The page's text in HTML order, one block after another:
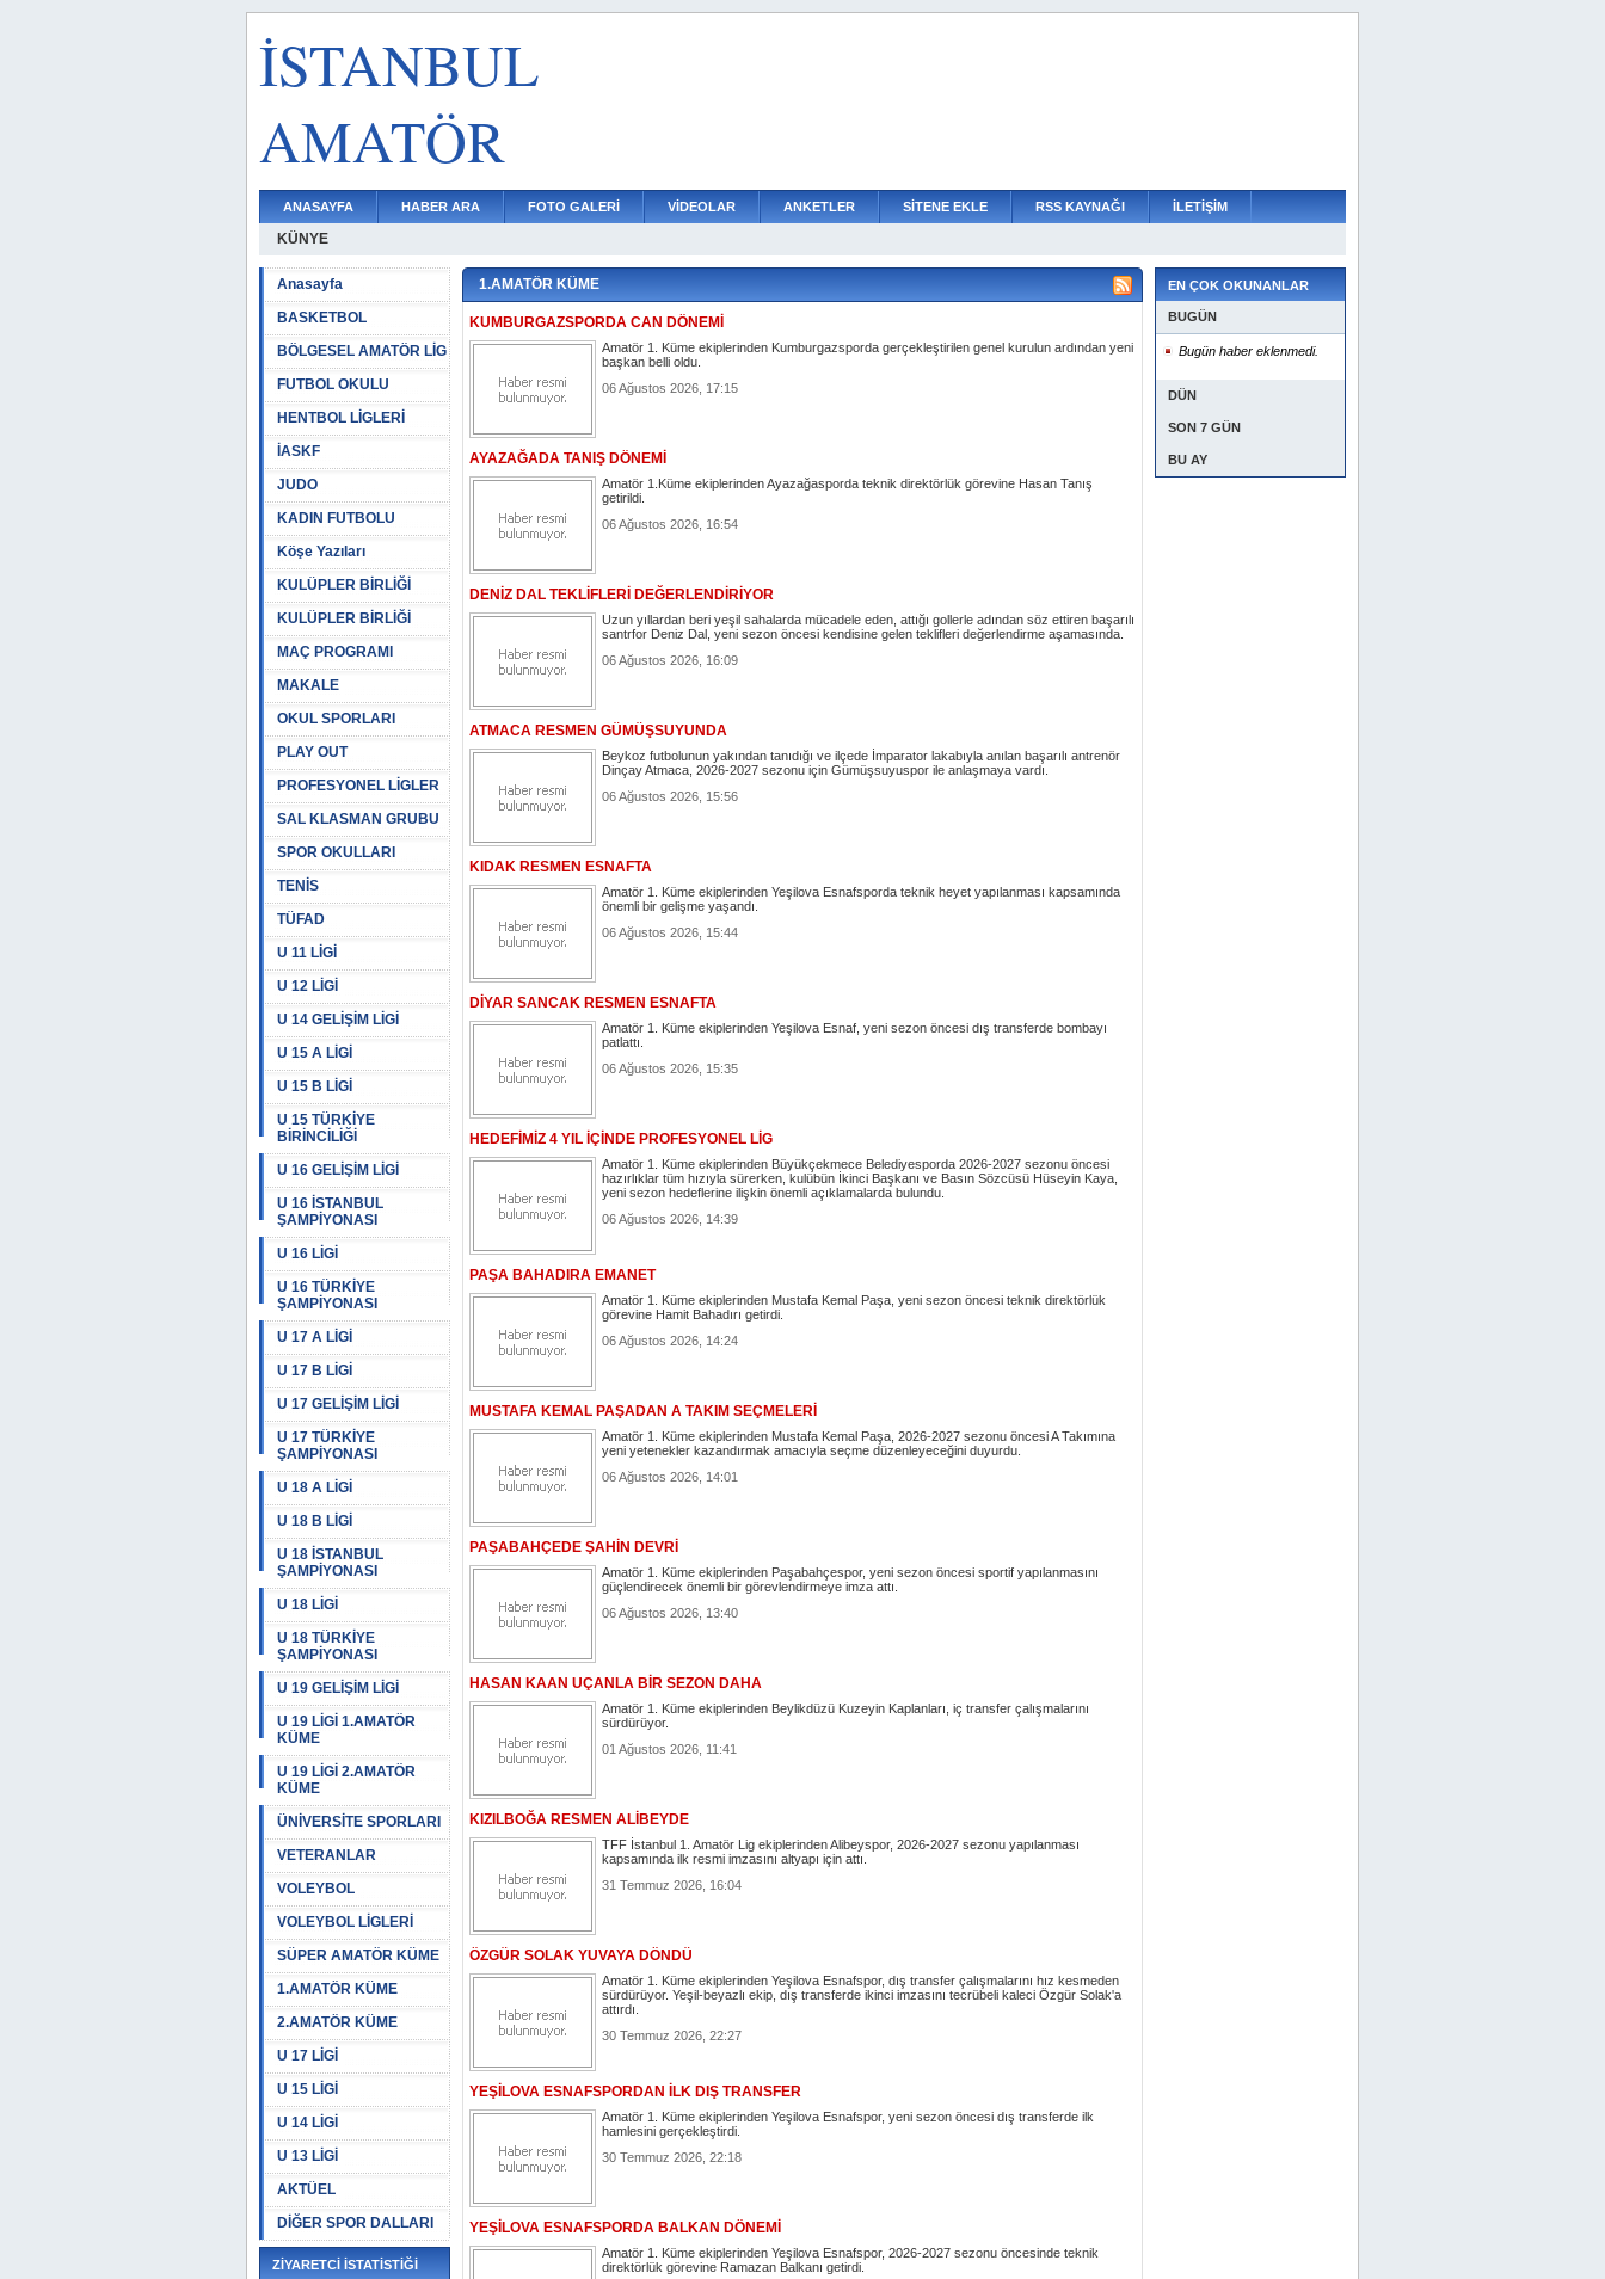
İSTANBUL
AMATÖR
ANASAYFA HABER ARA FOTO GALERİ VİDEOLAR ANKETLER SİTENE EKLE RSS KAYNAĞI İLETİŞİM
KÜNYE
Anasayfa
BASKETBOL
BÖLGESEL AMATÖR LİG
FUTBOL OKULU
HENTBOL LİGLERİ
İASKF
JUDO
KADIN FUTBOLU
Köşe Yazıları
KULÜPLER BİRLİĞİ
KULÜPLER BİRLİĞİ
MAÇ PROGRAMI
MAKALE
OKUL SPORLARI
PLAY OUT
PROFESYONEL LİGLER
SAL KLASMAN GRUBU
SPOR OKULLARI
TENİS
TÜFAD
U 11 LİGİ
U 12 LİGİ
U 14 GELİŞİM LİGİ
U 15 A LİGİ
U 15 B LİGİ
U 15 TÜRKİYE
BİRİNCİLİĞİ
U 16 GELİŞİM LİGİ
U 16 İSTANBUL
ŞAMPİYONASI
U 16 LİGİ
U 16 TÜRKİYE
ŞAMPİYONASI
U 17 A LİGİ
U 17 B LİGİ
U 17 GELİŞİM LİGİ
U 17 TÜRKİYE
ŞAMPİYONASI
U 18 A LİGİ
U 18 B LİGİ
U 18 İSTANBUL
ŞAMPİYONASI
U 18 LİGİ
U 18 TÜRKİYE
ŞAMPİYONASI
U 19 GELİŞİM LİGİ
U 19 LİGİ 1.AMATÖR
KÜME
U 19 LİGİ 2.AMATÖR
KÜME
ÜNİVERSİTE SPORLARI
VETERANLAR
VOLEYBOL
VOLEYBOL LİGLERİ
SÜPER AMATÖR KÜME
1.AMATÖR KÜME
2.AMATÖR KÜME
U 17 LİGİ
U 15 LİGİ
U 14 LİGİ
U 13 LİGİ
AKTÜEL
DİĞER SPOR DALLARI
ZİYARETCİ İSTATİSTİĞİ
1.AMATÖR KÜME
KUMBURGAZSPORDA CAN DÖNEMİ
Amatör 1. Küme ekiplerinden Kumburgazsporda gerçekleştirilen genel kurulun ardından yeni
başkan belli oldu.
06 Ağustos 2026, 17:15
AYAZAĞADA TANIŞ DÖNEMİ
Amatör 1.Küme ekiplerinden Ayazağasporda teknik direktörlük görevine Hasan Tanış
getirildi.
06 Ağustos 2026, 16:54
DENİZ DAL TEKLİFLERİ DEĞERLENDİRİYOR
Uzun yıllardan beri yeşil sahalarda mücadele eden, attığı gollerle adından söz ettiren başarılı
santrfor Deniz Dal, yeni sezon öncesi kendisine gelen teklifleri değerlendirme aşamasında.
06 Ağustos 2026, 16:09
ATMACA RESMEN GÜMÜŞSUYUNDA
Beykoz futbolunun yakından tanıdığı ve ilçede İmparator lakabıyla anılan başarılı antrenör
Dinçay Atmaca, 2026-2027 sezonu için Gümüşsuyuspor ile anlaşmaya vardı.
06 Ağustos 2026, 15:56
KIDAK RESMEN ESNAFTA
Amatör 1. Küme ekiplerinden Yeşilova Esnafsporda teknik heyet yapılanması kapsamında
önemli bir gelişme yaşandı.
06 Ağustos 2026, 15:44
DİYAR SANCAK RESMEN ESNAFTA
Amatör 1. Küme ekiplerinden Yeşilova Esnaf, yeni sezon öncesi dış transferde bombayı
patlattı.
06 Ağustos 2026, 15:35
HEDEFİMİZ 4 YIL İÇİNDE PROFESYONEL LİG
Amatör 1. Küme ekiplerinden Büyükçekmece Belediyesporda 2026-2027 sezonu öncesi
hazırlıklar tüm hızıyla sürerken, kulübün İkinci Başkanı ve Basın Sözcüsü Hüseyin Kaya,
yeni sezon hedeflerine ilişkin önemli açıklamalarda bulundu.
06 Ağustos 2026, 14:39
PAŞA BAHADIRA EMANET
Amatör 1. Küme ekiplerinden Mustafa Kemal Paşa, yeni sezon öncesi teknik direktörlük
görevine Hamit Bahadırı getirdi.
06 Ağustos 2026, 14:24
MUSTAFA KEMAL PAŞADAN A TAKIM SEÇMELERİ
Amatör 1. Küme ekiplerinden Mustafa Kemal Paşa, 2026-2027 sezonu öncesi A Takımına
yeni yetenekler kazandırmak amacıyla seçme düzenleyeceğini duyurdu.
06 Ağustos 2026, 14:01
PAŞABAHÇEDE ŞAHİN DEVRİ
Amatör 1. Küme ekiplerinden Paşabahçespor, yeni sezon öncesi sportif yapılanmasını
güçlendirecek önemli bir görevlendirmeye imza attı.
06 Ağustos 2026, 13:40
HASAN KAAN UÇANLA BİR SEZON DAHA
Amatör 1. Küme ekiplerinden Beylikdüzü Kuzeyin Kaplanları, iç transfer çalışmalarını
sürdürüyor.
01 Ağustos 2026, 11:41
KIZILBOĞA RESMEN ALİBEYDE
TFF İstanbul 1. Amatör Lig ekiplerinden Alibeyspor, 2026-2027 sezonu yapılanması
kapsamında ilk resmi imzasını altyapı için attı.
31 Temmuz 2026, 16:04
ÖZGÜR SOLAK YUVAYA DÖNDÜ
Amatör 1. Küme ekiplerinden Yeşilova Esnafspor, dış transfer çalışmalarını hız kesmeden
sürdürüyor. Yeşil-beyazlı ekip, dış transferde ikinci imzasını tecrübeli kaleci Özgür Solak'a
attırdı.
30 Temmuz 2026, 22:27
YEŞİLOVA ESNAFSPORDAN İLK DIŞ TRANSFER
Amatör 1. Küme ekiplerinden Yeşilova Esnafspor, yeni sezon öncesi dış transferde ilk
hamlesini gerçekleştirdi.
30 Temmuz 2026, 22:18
YEŞİLOVA ESNAFSPORDA BALKAN DÖNEMİ
Amatör 1. Küme ekiplerinden Yeşilova Esnafspor, 2026-2027 sezonu öncesinde teknik
direktörlük görevine Ramazan Balkanı getirdi.
EN ÇOK OKUNANLAR
BUGÜN
Bugün haber eklenmedi.
DÜN
SON 7 GÜN
BU AY